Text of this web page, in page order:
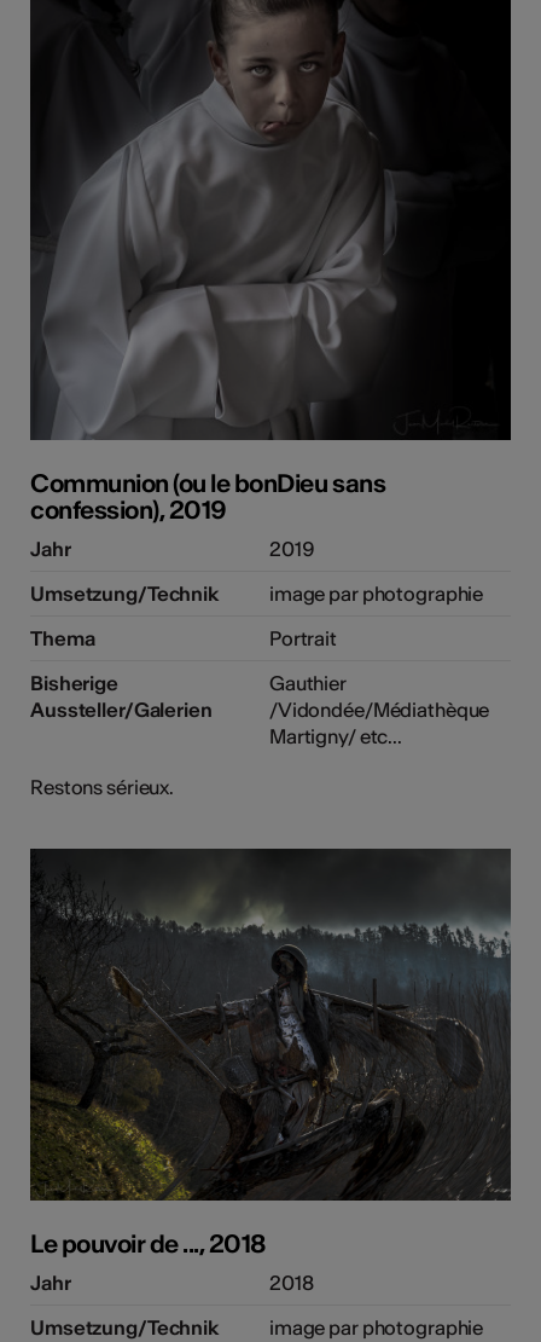
Communion (ou le bonDieu sans
confession), 2019
Jahr
2019
Umsetzung/Technik
image par photographie
Thema
Portrait
Bisherige
Aussteller/Galerien
Gauthier
/Vidondée/Médiathèque
Martigny/ etc...
Restons sérieux.
Le pouvoir de ..., 2018
Jahr
2018
Umsetzung/Technik
image par photographie